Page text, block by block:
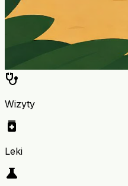
stethoscope
Wizyty
medication
Leki
science